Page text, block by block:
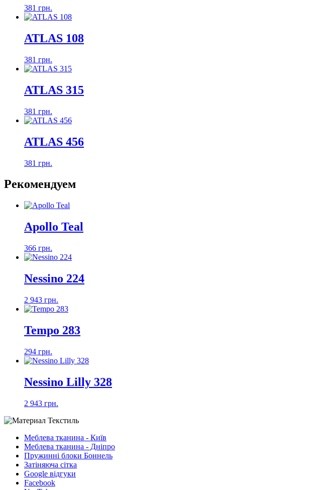
381 грн.
ATLAS 108
381 грн.
ATLAS 315
381 грн.
ATLAS 456
381 грн.
Рекомендуем
Apollo Teal
366 грн.
Nessino 224
2 943 грн.
Tempo 283
294 грн.
Nessino Lilly 328
2 943 грн.
Меблева тканина - Київ
Меблева тканина - Дніпро
Пружинні блоки Боннель
Затіняюча сітка
Google відгуки
Facebook